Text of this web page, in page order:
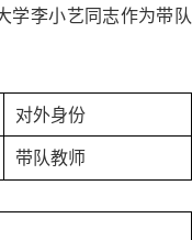
学李小艺同志作为带队
对外身份
带队教师